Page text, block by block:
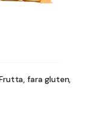
fara gluten,